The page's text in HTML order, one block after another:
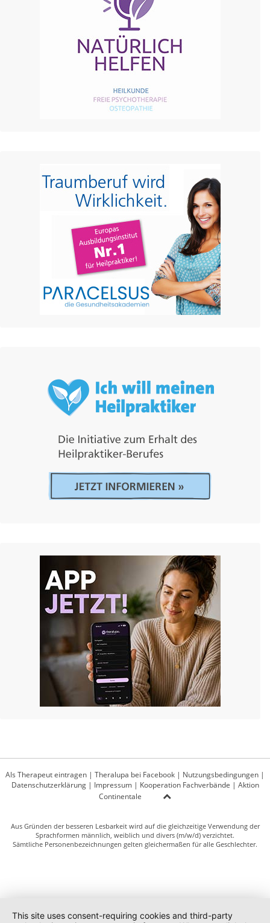
Als Therapeut eintragen | Theralupa bei Facebook | Nutzungsbedingungen |
Datenschutzerklärung| Impressum| Kooperation Fachverbände | Aktion
Continentale
Aus Gründen der besseren Lesbarkeit wird auf die gleichzeitige Verwendung der
Sprachformen männlich, weiblich und divers (m/w/d) verzichtet.
Sämtliche Personenbezeichnungen gelten gleichermaßen für alle Geschlechter.
This site uses consent-requiring cookies and third-party